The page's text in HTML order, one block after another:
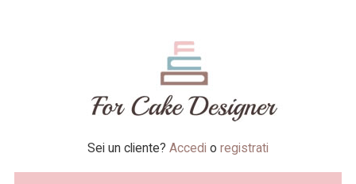
Sei un cliente? Accedi o registrati